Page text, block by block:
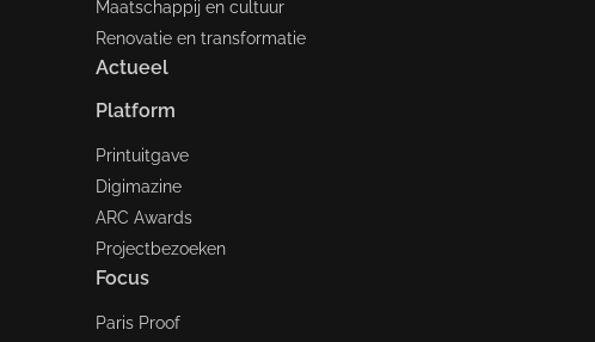
Maatschappij en cultuur
Renovatie en transformatie
Actueel
Platform
Printuitgave
Digimazine
ARC Awards
Projectbezoeken
Focus
Paris Proof